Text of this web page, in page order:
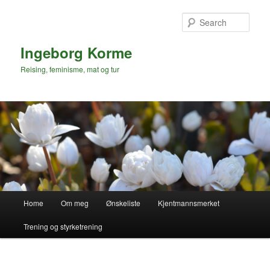
Ingeborg Korme
Reising, feminisme, mat og tur
Home Om meg Ønskeliste Kjentmannsmerket
Trening og styrketrening